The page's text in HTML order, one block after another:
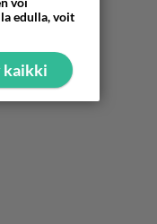
edulla, voit
kaikki